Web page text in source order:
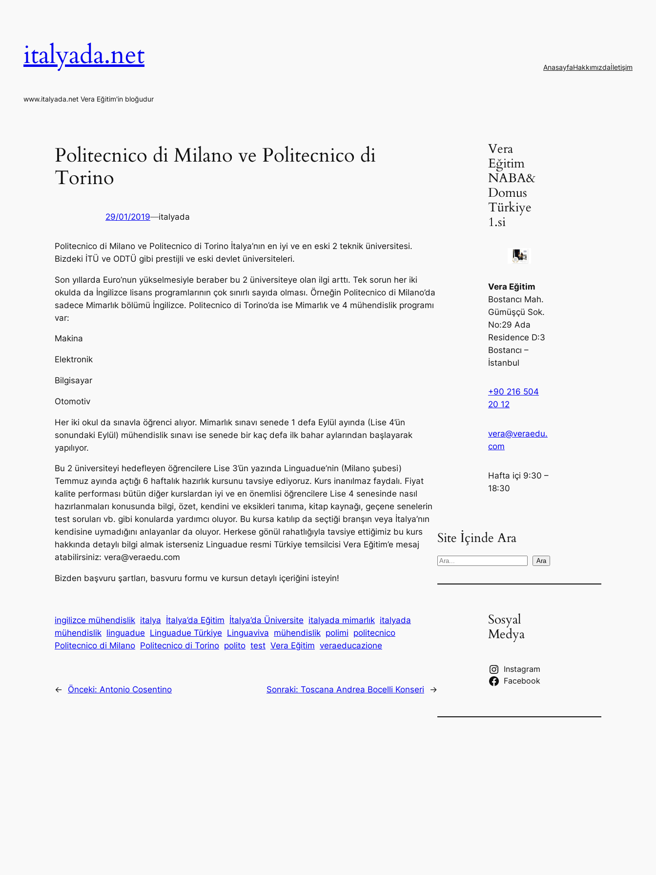
italyada.net
www.italyada.net Vera Eğitim'in bloğudur
AnasayfaHakkımızdaİletişim
Politecnico di Milano ve Politecnico di
Torino
29/01/2019—italyada
Politecnico di Milano ve Politecnico di Torino İtalya’nın en iyi ve en eski 2 teknik üniversitesi.
Bizdeki İTÜ ve ODTÜ gibi prestijli ve eski devlet üniversiteleri.
Son yıllarda Euro’nun yükselmesiyle beraber bu 2 üniversiteye olan ilgi arttı. Tek sorun her iki
okulda da İngilizce lisans programlarının çok sınırlı sayıda olması. Örneğin Politecnico di Milano’da
sadece Mimarlık bölümü İngilizce. Politecnico di Torino’da ise Mimarlık ve 4 mühendislik programı
var:
Makina
Elektronik
Bilgisayar
Otomotiv
Her iki okul da sınavla öğrenci alıyor. Mimarlık sınavı senede 1 defa Eylül ayında (Lise 4’ün
sonundaki Eylül) mühendislik sınavı ise senede bir kaç defa ilk bahar aylarından başlayarak
yapılıyor.
Bu 2 üniversiteyi hedefleyen öğrencilere Lise 3’ün yazında Linguadue’nin (Milano şubesi)
Temmuz ayında açtığı 6 haftalık hazırlık kursunu tavsiye ediyoruz. Kurs inanılmaz faydalı. Fiyat
kalite performası bütün diğer kurslardan iyi ve en önemlisi öğrencilere Lise 4 senesinde nasıl
hazırlanmaları konusunda bilgi, özet, kendini ve eksikleri tanıma, kitap kaynağı, geçene senelerin
test soruları vb. gibi konularda yardımcı oluyor. Bu kursa katılıp da seçtiği branşın veya İtalya’nın
kendisine uymadığını anlayanlar da oluyor. Herkese gönül rahatlığıyla tavsiye ettiğimiz bu kurs
hakkında detaylı bilgi almak isterseniz Linguadue resmi Türkiye temsilcisi Vera Eğitim’e mesaj
atabilirsiniz: vera@veraedu.com
Bizden başvuru şartları, basvuru formu ve kursun detaylı içeriğini isteyin!
ingilizce mühendislik italya İtalya’da Eğitim İtalya’da Üniversite italyada mimarlık italyada
mühendislik linguadue Linguadue Türkiye Linguaviva mühendislik polimi politecnico
Politecnico di Milano Politecnico di Torino polito test Vera Eğitim veraeducazione
← Önceki: Antonio Cosentino Sonraki: Toscana Andrea Bocelli Konseri →
Vera
Eğitim
NABA&
Domus
Türkiye
1.si
Vera Eğitim
Bostancı Mah.
Gümüşçü Sok.
No:29 Ada
Residence D:3
Bostancı –
İstanbul
+90 216 504
20 12
vera@veraedu.
com
Hafta içi 9:30 –
18:30
Site İçinde Ara
S
a
Ara
Sosyal
Medya
Instagram
Facebook